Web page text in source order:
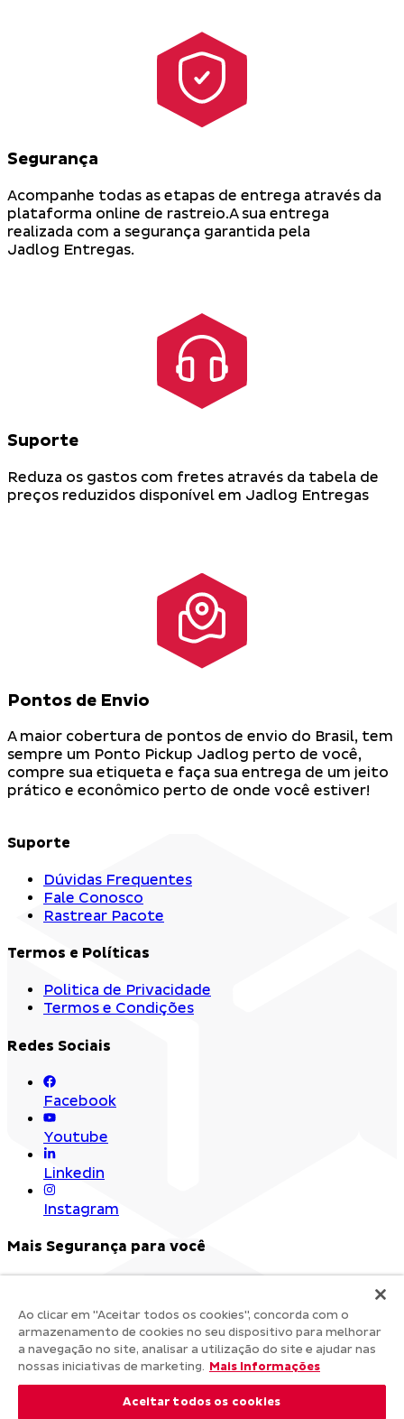
Segurança
Acompanhe todas as etapas de entrega através da
plataforma online de rastreio.A sua entrega
realizada com a segurança garantida pela
Jadlog Entregas.
Suporte
Reduza os gastos com fretes através da tabela de
preços reduzidos disponível em Jadlog Entregas
Pontos de Envio
A maior cobertura de pontos de envio do Brasil, tem
sempre um Ponto Pickup Jadlog perto de você,
compre sua etiqueta e faça sua entrega de um jeito
prático e econômico perto de onde você estiver!
Suporte
Dúvidas Frequentes
Fale Conosco
Rastrear Pacote
Termos e Políticas
Politica de Privacidade
Termos e Condições
Redes Sociais
Facebook
Youtube
Linkedin
Instagram
Mais Segurança para você
Ao clicar em "Aceitar todos os cookies", concorda com o
armazenamento de cookies no seu dispositivo para melhorar
a navegação no site, analisar a utilização do site e ajudar nas
nossas iniciativas de marketing. Mais Informações
Aceitar todos os cookies